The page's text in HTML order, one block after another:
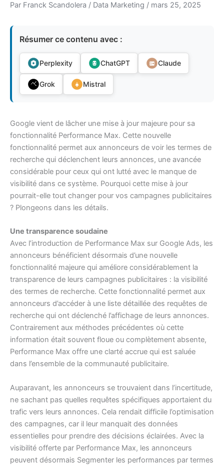
Par Franck Scandolera / Data Marketing / mars 25, 2025
Résumer ce contenu avec :
Perplexity ChatGPT Claude
Grok Mistral
Google vient de lâcher une mise à jour majeure pour sa
fonctionnalité Performance Max. Cette nouvelle
fonctionnalité permet aux annonceurs de voir les termes de
recherche qui déclenchent leurs annonces, une avancée
considérable pour ceux qui ont lutté avec le manque de
visibilité dans ce système. Pourquoi cette mise à jour
pourrait-elle tout changer pour vos campagnes publicitaires
? Plongeons dans les détails.
Une transparence soudaine
Avec l’introduction de Performance Max sur Google Ads, les
annonceurs bénéficient désormais d’une nouvelle
fonctionnalité majeure qui améliore considérablement la
transparence de leurs campagnes publicitaires : la visibilité
des termes de recherche. Cette fonctionnalité permet aux
annonceurs d’accéder à une liste détaillée des requêtes de
recherche qui ont déclenché l’affichage de leurs annonces.
Contrairement aux méthodes précédentes où cette
information était souvent floue ou complètement absente,
Performance Max offre une clarté accrue qui est saluée
dans l’ensemble de la communauté publicitaire.
Auparavant, les annonceurs se trouvaient dans l’incertitude,
ne sachant pas quelles requêtes spécifiques apportaient du
trafic vers leurs annonces. Cela rendait difficile l’optimisation
des campagnes, car il leur manquait des données
essentielles pour prendre des décisions éclairées. Avec la
visibilité offerte par Performance Max, les annonceurs
peuvent désormais Segmenter les performances par termes